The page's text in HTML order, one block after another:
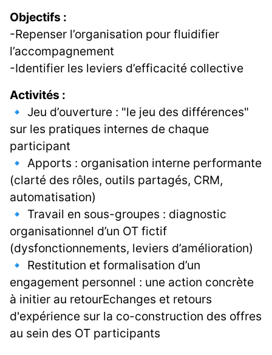
Objectifs :
-Repenser l’organisation pour fluidifier
l’accompagnement
-Identifier les leviers d’efficacité collective
Activités :
🔹 Jeu d’ouverture : "le jeu des différences"
sur les pratiques internes de chaque
participant
🔹 Apports : organisation interne performante
(clarté des rôles, outils partagés, CRM,
automatisation)
🔹 Travail en sous-groupes : diagnostic
organisationnel d’un OT fictif
(dysfonctionnements, leviers d’amélioration)
🔹 Restitution et formalisation d’un
engagement personnel : une action concrète
à initier au retourEchanges et retours
d'expérience sur la co-construction des offres
au sein des OT participants